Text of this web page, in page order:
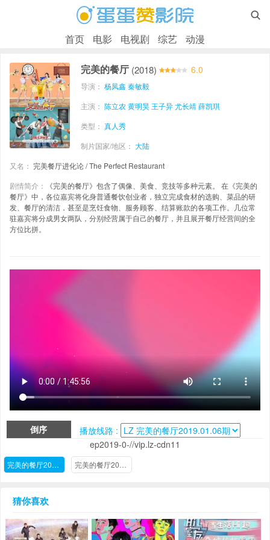

首页 电影 电视剧 综艺 动漫
完美的餐厅 (2018) 6.0
导演： 杨凤鑫 秦敏毅
主演： 陈立农 黄明昊 王子异尤长靖薛凯琪
类型： 真人秀
制片国家/地区： 大陆
又名： 完美餐厅进化论 / The Perfect Restaurant
剧情简介：
《完美的餐厅》包含了偶像、美食、竞技等多种元素。 在《完美的
餐厅》中，各位嘉宾将化身普通餐饮创业者，独立完成食材的选购、菜品的研
发、餐厅的清洁，甚至是烹饪食物、服务顾客、结算账款的各项工作。几位常
驻嘉宾将分成男女两队，分别经营属于自己的餐厅，并且展开餐厅经营间的全
方位比拼。
倒序
播放线路 :
ep2019-0-//vip.lz-cdn11
完美的餐厅2019.01.06期
猜你喜欢